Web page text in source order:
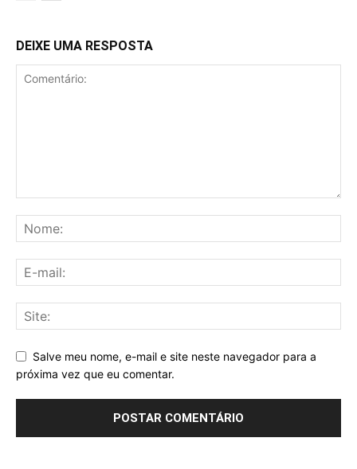
DEIXE UMA RESPOSTA
Salve meu nome, e-mail e site neste navegador para a
próxima vez que eu comentar.